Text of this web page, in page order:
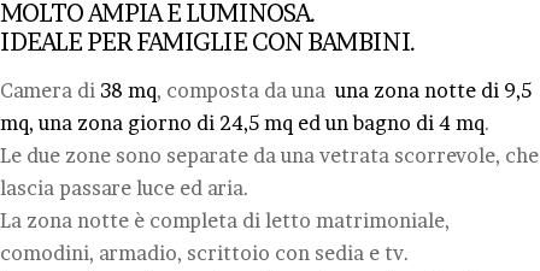
MOLTO AMPIA E LUMINOSA.
IDEALE PER FAMIGLIE CON BAMBINI.
Camera di 38 mq, composta da unauna zona notte di 9,5
mq, una zona giorno di 24,5 mq ed un bagno di 4 mq.
Le due zone sono separate da una vetrata scorrevole, che
lascia passare luce ed aria.
La zona notte è completa di letto matrimoniale,
comodini, armadio, scrittoio con sedia e tv.